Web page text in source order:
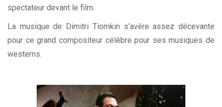
spectateur devant le film.
La musique de Dimitri Tiomkin s’avère assez décevante
pour ce grand compositeur célèbre pour ses musiques de
westerns.